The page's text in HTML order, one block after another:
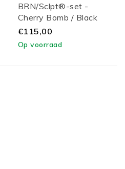
BRN/Sclpt®-set -
Cherry Bomb / Black
Lid
€115,00
Op voorraad